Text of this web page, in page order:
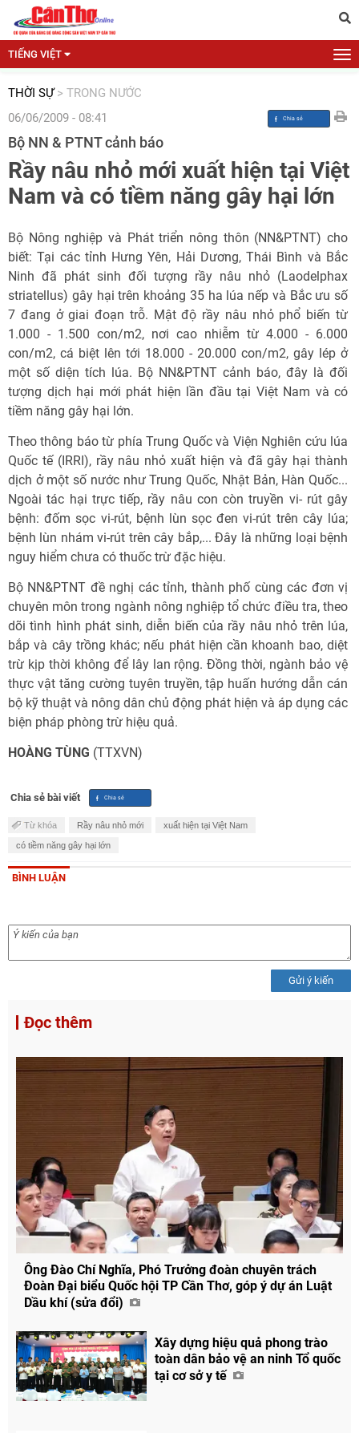
TIẾNG VIỆT
THỜI SỰ > TRONG NƯỚC
06/06/2009 - 08:41
Bộ NN & PTNT cảnh báo
Rầy nâu nhỏ mới xuất hiện tại Việt
Nam và có tiềm năng gây hại lớn
Bộ Nông nghiệp và Phát triển nông thôn (NN&PTNT) cho
biết: Tại các tỉnh Hưng Yên, Hải Dương, Thái Bình và Bắc
Ninh đã phát sinh đối tượng rầy nâu nhỏ (Laodelphax
striatellus) gây hại trên khoảng 35 ha lúa nếp và Bắc ưu số
7 đang ở giai đoạn trỗ. Mật độ rầy nâu nhỏ phổ biến từ
1.000 - 1.500 con/m2, nơi cao nhiễm từ 4.000 - 6.000
con/m2, cá biệt lên tới 18.000 - 20.000 con/m2, gây lép ở
một số diện tích lúa. Bộ NN&PTNT cảnh báo, đây là đối
tượng dịch hại mới phát hiện lần đầu tại Việt Nam và có
tiềm năng gây hại lớn.
Theo thông báo từ phía Trung Quốc và Viện Nghiên cứu lúa
Quốc tế (IRRI), rầy nâu nhỏ xuất hiện và đã gây hại thành
dịch ở một số nước như Trung Quốc, Nhật Bản, Hàn Quốc...
Ngoài tác hại trực tiếp, rầy nâu con còn truyền vi- rút gây
bệnh: đốm sọc vi-rút, bệnh lùn sọc đen vi-rút trên cây lúa;
bệnh lùn nhám vi-rút trên cây bắp,... Đây là những loại bệnh
nguy hiểm chưa có thuốc trừ đặc hiệu.
Bộ NN&PTNT đề nghị các tỉnh, thành phố cùng các đơn vị
chuyên môn trong ngành nông nghiệp tổ chức điều tra, theo
dõi tình hình phát sinh, diễn biến của rầy nâu nhỏ trên lúa,
bắp và cây trồng khác; nếu phát hiện cần khoanh bao, diệt
trừ kịp thời không để lây lan rộng. Đồng thời, ngành bảo vệ
thực vật tăng cường tuyên truyền, tập huấn hướng dẫn cán
bộ kỹ thuật và nông dân chủ động phát hiện và áp dụng các
biện pháp phòng trừ hiệu quả.
HOÀNG TÙNG (TTXVN)
Chia sẻ bài viết
Facebook
Từ khóa Rầy nâu nhỏ mới xuất hiện tại Việt Nam
có tiềm năng gây hại lớn
BÌNH LUẬN
Gửi ý kiến
Đọc thêm
Ông Đào Chí Nghĩa, Phó Trưởng đoàn chuyên trách
Đoàn Đại biểu Quốc hội TP Cần Thơ, góp ý dự án Luật
Dầu khí (sửa đổi)
Xây dựng hiệu quả phong trào
toàn dân bảo vệ an ninh Tổ quốc
tại cơ sở y tế